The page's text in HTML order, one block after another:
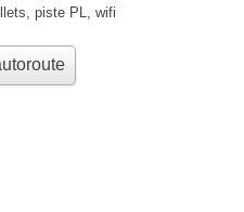
, piste PL, wifi